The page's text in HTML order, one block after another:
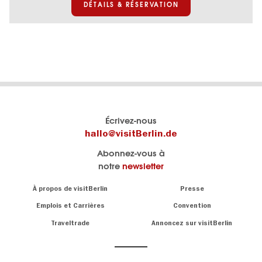
DÉTAILS & RÉSERVATION
Écrivez-nous
hallo@visitBerlin.de
Abonnez-vous à
notre newsletter
Navigation:
À propos de visitBerlin Presse
Emplois et Carrières Convention
Traveltrade Annoncez sur visitBerlin
Berlin et sommes
là pour vous.